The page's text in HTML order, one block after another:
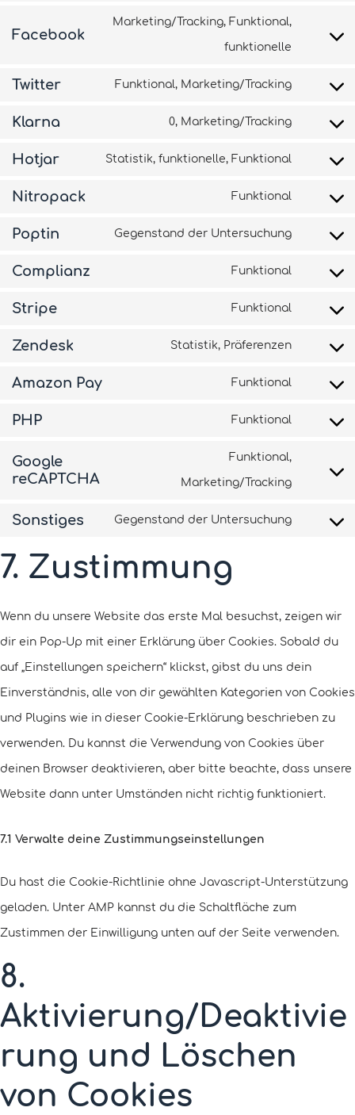
Facebook
Marketing/Tracking, Funktional,
funktionelle
Twitter Funktional, Marketing/Tracking
Klarna 0, Marketing/Tracking
Hotjar Statistik, funktionelle, Funktional
Nitropack Funktional
Poptin Gegenstand der Untersuchung
Complianz Funktional
Stripe Funktional
Zendesk Statistik, Präferenzen
Amazon Pay Funktional
PHP Funktional
Google
reCAPTCHA
Funktional,
Marketing/Tracking
Sonstiges Gegenstand der Untersuchung
7. Zustimmung
Wenn du unsere Website das erste Mal besuchst, zeigen wir
dir ein Pop-Up mit einer Erklärung über Cookies. Sobald du
auf „Einstellungen speichern“ klickst, gibst du uns dein
Einverständnis, alle von dir gewählten Kategorien von Cookies
und Plugins wie in dieser Cookie-Erklärung beschrieben zu
verwenden. Du kannst die Verwendung von Cookies über
deinen Browser deaktivieren, aber bitte beachte, dass unsere
Website dann unter Umständen nicht richtig funktioniert.
7.1 Verwalte deine Zustimmungseinstellungen
Du hast die Cookie-Richtlinie ohne Javascript-Unterstützung
geladen. Unter AMP kannst du die Schaltfläche zum
Zustimmen der Einwilligung unten auf der Seite verwenden.
8.
Aktivierung/Deaktivie
rung und Löschen
von Cookies